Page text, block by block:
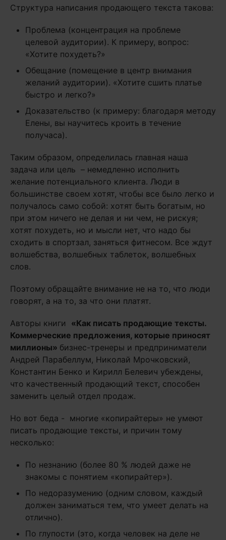
Структура написания продающего текста такова:
Проблема (концентрация на проблеме
целевой аудитории). К примеру, вопрос:
«Хотите похудеть?»
Обещание (помещение в центр внимания
желаний аудитории). «Хотите сшить платье
быстро и легко?»
Доказательство (к примеру: благодаря методу
Елены, вы научитесь кроить в течение
получаса).
Таким образом, определилась главная наша
задача или цель – немедленно исполнить
желание потенциального клиента. Люди в
большинстве своем хотят, чтобы все было легко и
получалось само собой: хотят быть богатым, но
при этом ничего не делая и ни чем, не рискуя;
хотят похудеть, но и мысли нет, что надо бы
сходить в спортзал, заняться фитнесом. Все ждут
волшебства, волшебных таблеток, волшебных
слов.
Поэтому обращайте внимание не на то, что люди
говорят, а на то, за что они платят.
Авторы книги «Как писать продающие тексты.
Коммерческие предложения, которые приносят
миллионы» бизнес-тренеры и предприниматели
Андрей Парабеллум, Николай Мрочковский,
Константин Бенко и Кирилл Белевич убеждены,
что качественный продающий текст, способен
заменить целый отдел продаж.
Но вот беда - многие «копирайтеры» не умеют
писать продающие тексты, и причин тому
несколько:
По незнанию (более 80 % людей даже не
знакомы с понятием «копирайтер»).
По недоразумению (одним словом, каждый
должен заниматься тем, что умеет делать на
отлично).
По глупости (это, когда человек на деле не